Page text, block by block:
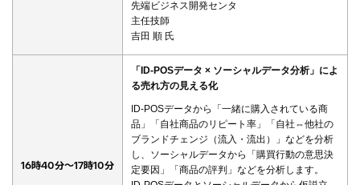
先端ビジネス開発センタ
主任技師
吉田 順 氏
16時40分～17時10分
「ID-POSデータ × ソーシャルデータ分析」によ
る売れ方の見える化
ID-POSデータから「一緒に購入されている商
品」「自社商品のリピート率」「自社⇔他社の
ブランドチェンジ（流入・流出）」などを分析
し、ソーシャルデータから「購買行動の意思決
定要因」「商品の評判」などを分析します。